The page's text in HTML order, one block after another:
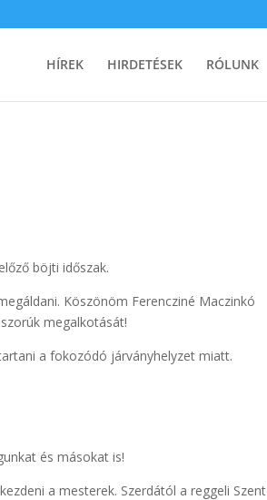
HÍREK HIRDETÉSEK RÓLUNK
böjti időszak.
Köszönöm Ferencziné Maczinkó
megalkotását!
a fokozódó járványhelyzet miatt.
és másokat is!
a mesterek. Szerdától a reggeli Szent